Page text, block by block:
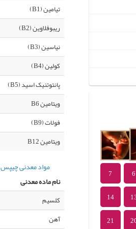
تیامین (B1)
ریبوفلاوین (B2)
نیاسین (B3)
کولین (B4)
پانتوتنیک اسید (B5)
ویتامین B6
فولات (B9)
ویتامین B12
مواد معدنی چیپس
نام ماده معدنی
کلسیم
آهن
6
7
14
21